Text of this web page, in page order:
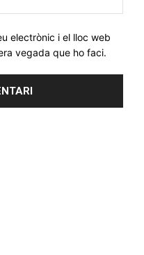
web:
electrònic i el lloc web
vegada que ho faci.